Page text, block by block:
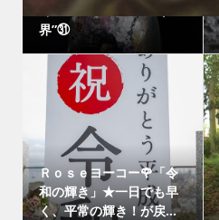
”デコレーションアート世
界”㉛
Ｒｏｓｅヨーコー🌹「令
和の輝き」★一日でも早
く、平常の輝き！が戻...